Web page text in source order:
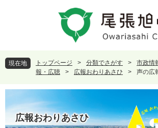
頭
で
。
飛
ば
て
文
現在地 トップページ > 分類でさがす > 市政情
報・広聴
> 広報おわりあさひ > 声の広
広報おわりあさひ